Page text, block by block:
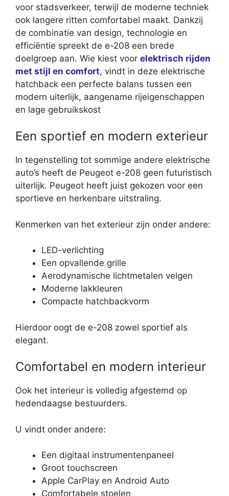
voor stadsverkeer, terwijl de moderne techniek
ook langere ritten comfortabel maakt. Dankzij
de combinatie van design, technologie en
efficiëntie spreekt de e-208 een brede
doelgroep aan. Wie kiest voor elektrisch rijden
met stijl en comfort, vindt in deze elektrische
hatchback een perfecte balans tussen een
modern uiterlijk, aangename rijeigenschappen
en lage gebruikskost
Een sportief en modern exterieur
In tegenstelling tot sommige andere elektrische
auto’s heeft de Peugeot e-208 geen futuristisch
uiterlijk. Peugeot heeft juist gekozen voor een
sportieve en herkenbare uitstraling.
Kenmerken van het exterieur zijn onder andere:
LED-verlichting
Een opvallende grille
Aerodynamische lichtmetalen velgen
Moderne lakkleuren
Compacte hatchbackvorm
Hierdoor oogt de e-208 zowel sportief als
elegant.
Comfortabel en modern interieur
Ook het interieur is volledig afgestemd op
hedendaagse bestuurders.
U vindt onder andere:
Een digitaal instrumentenpaneel
Groot touchscreen
Apple CarPlay en Android Auto
Comfortabele stoelen